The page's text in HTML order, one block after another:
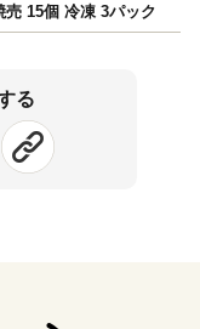
15個 冷凍 3パック
る